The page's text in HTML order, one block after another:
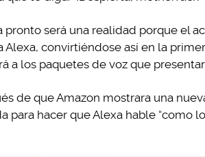
pronto será una realidad porque el
Alexa, convirtiéndose así en la
a los paquetes de voz que
de que Amazon mostrara una
para hacer que Alexa hable “como